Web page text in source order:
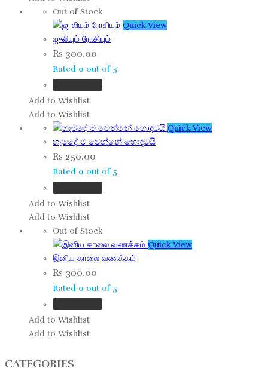
Out of Stock
Quick View
ஜுலியும் ரோசியும்
Rs 300.00
Rated 0 out of 5
Add to Wishlist
Add to Wishlist
Quick View
හැමදේ ම වෙන්නේ හොඳටයි
Rs 250.00
Rated 0 out of 5
Add to Wishlist
Add to Wishlist
Out of Stock
Quick View
இனிய காலை வணக்கம்
Rs 300.00
Rated 0 out of 5
Add to Wishlist
Add to Wishlist
CATEGORIES